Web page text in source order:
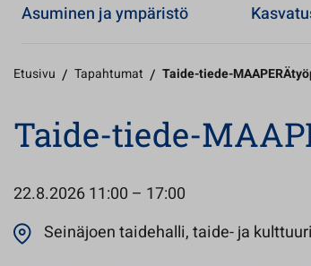
Asuminen ja ympäristö
Etusivu / Tapahtumat / Taide-tiede-
Taide-tiede-
22.8.202611:00 – 17:00
Seinäjoen taidehalli, taide- ja